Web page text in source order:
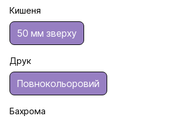
Кишеня
50 мм зверху
Друк
Повнокольоровий
Бахрома